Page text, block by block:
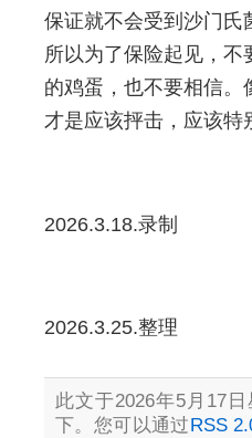
保证就不会受到沙门氏
所以为了保险起见，
的鸡蛋，也不要相信
才是应该抨击，应该
2026.3.18.录制
2026.3.25.整理
此文于2026年5月17
下。您可以通过RSS